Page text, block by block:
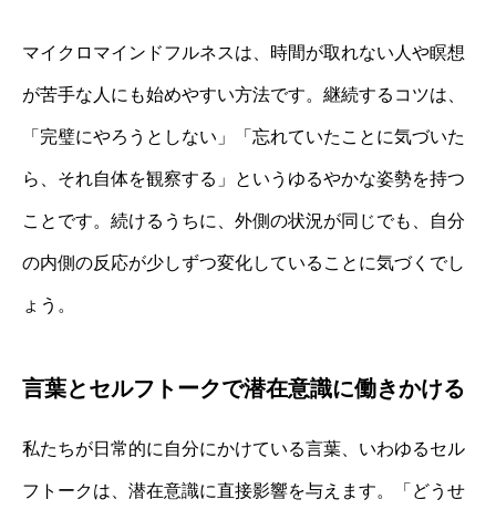
マイクロマインドフルネスは、時間が取れない人や瞑想
が苦手な人にも始めやすい方法です。継続するコツは、
「完璧にやろうとしない」「忘れていたことに気づいた
ら、それ自体を観察する」というゆるやかな姿勢を持つ
ことです。続けるうちに、外側の状況が同じでも、自分
の内側の反応が少しずつ変化していることに気づくでし
ょう。
言葉とセルフトークで潜在意識に働きかける
私たちが日常的に自分にかけている言葉、いわゆるセル
フトークは、潜在意識に直接影響を与えます。「どうせ